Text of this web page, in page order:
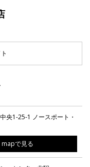
央1-25-1 ノースポート・
で見る